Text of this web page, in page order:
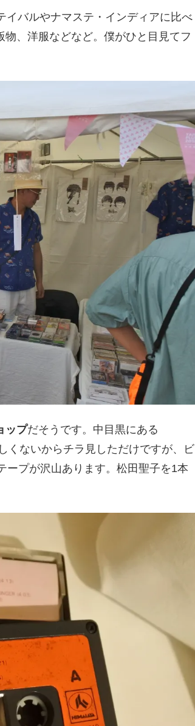
イバルやナマステ・インディアに比べ
、洋服などなど。僕がひと目見てフ
ップだそうです。中目黒にある
くないからチラ見しただけですが、ビ
ープが沢山あります。松田聖子を1本